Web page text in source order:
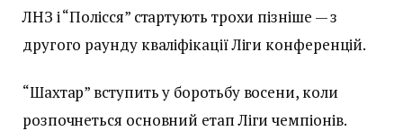
ЛНЗ і “Полісся” стартують трохи пізніше — з
другого раунду кваліфікації Ліги конференцій.
“Шахтар” вступить у боротьбу восени, коли
розпочнеться основний етап Ліги чемпіонів.